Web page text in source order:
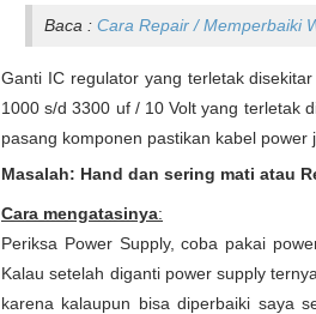
Baca : Cara Repair / Memperbaiki
Ganti IC regulator yang terletak
1000 s/d 3300 uf / 10 Volt yang terletak
pasang komponen pastikan kabel power
Masalah: Hand dan sering mati atau
Cara mengatasinya:
Periksa Power Supply, coba pakai
Kalau setelah diganti power supply
karena kalaupun bisa diperbaiki saya